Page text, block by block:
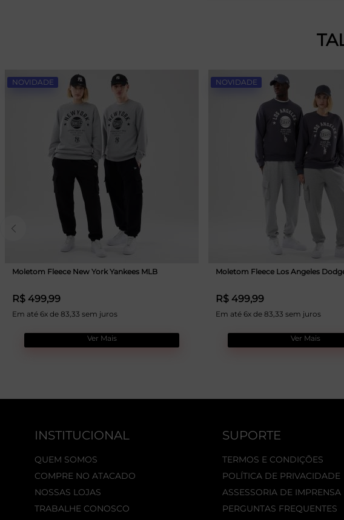
NOVIDADE
Moletom Fleece New York Yankees MLB
R$ 499,99
Em até 6x de 83,33 sem juros
Ver Mais
NOVIDADE
Moletom Fleece Los Angeles
R$ 499,99
Em até 6x de 83,33 sem juros
Ver Mais
INSTITUCIONAL
QUEM SOMOS
COMPRE NO ATACADO
NOSSAS LOJAS
TRABALHE CONOSCO
SUPORTE
TERMOS E CONDIÇÕES
POLÍTICA DE PRIVACIDADE
ASSESSORIA DE IMPRENSA
PERGUNTAS FREQUENTES